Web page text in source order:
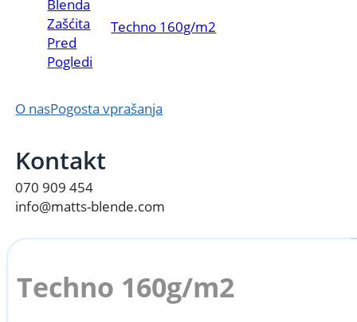
Techno 160g/m2
O nasPogosta vprašanja
Kontakt
070 909 454
info@matts-blende.com
Techno 160g/m2